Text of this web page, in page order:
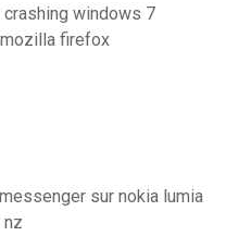
windows 7
firefox
sur nokia lumia
nz